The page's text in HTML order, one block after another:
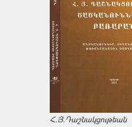
Հ.Յ.Դաշնակցութեան